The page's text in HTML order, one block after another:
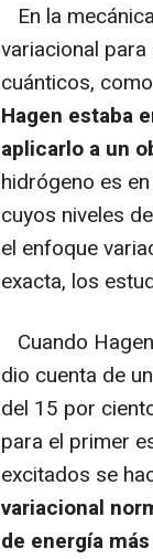
En la
variacional
cuánticos,
Hagen estaba
aplicarlo a un
hidrógeno es
cuyos niveles
el enfoque
exacta, los
Cuando
dio cuenta de
del 15 por
para el primer
excitados se
variacional
de energía